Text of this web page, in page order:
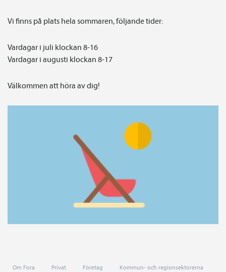
Vi finns på plats hela sommaren, följande tider:
Vardagar i juli klockan 8-16
Vardagar i augusti klockan 8-17
Välkommen att höra av dig!
Om Fora Privat Företag Kommun- och regionsektorerna